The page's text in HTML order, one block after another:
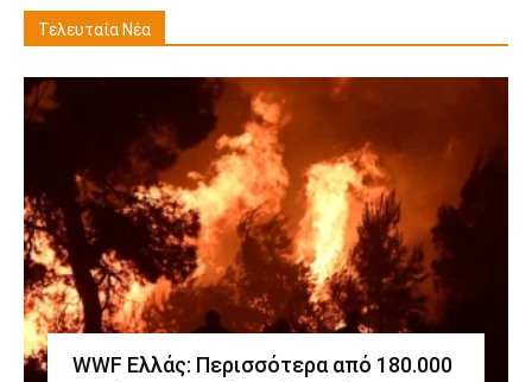
Τελευταία Νέα
WWF Ελλάς: Περισσότερα από 180.000